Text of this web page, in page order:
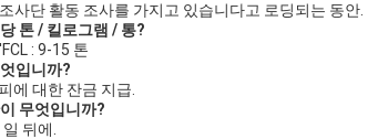
사단 활동 조사를 가지고 있습니다고 로딩되는 동안.
톤 / 킬로그램 / 통?
: 9-15 톤
입니까?
에 대한 잔금 지급.
무엇입니까?
뒤에.